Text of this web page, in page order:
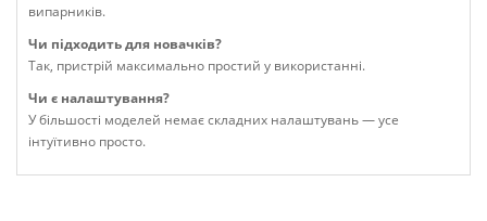
випарників.
Чи підходить для новачків?
Так, пристрій максимально простий у використанні.
Чи є налаштування?
У більшості моделей немає складних налаштувань — усе
інтуїтивно просто.